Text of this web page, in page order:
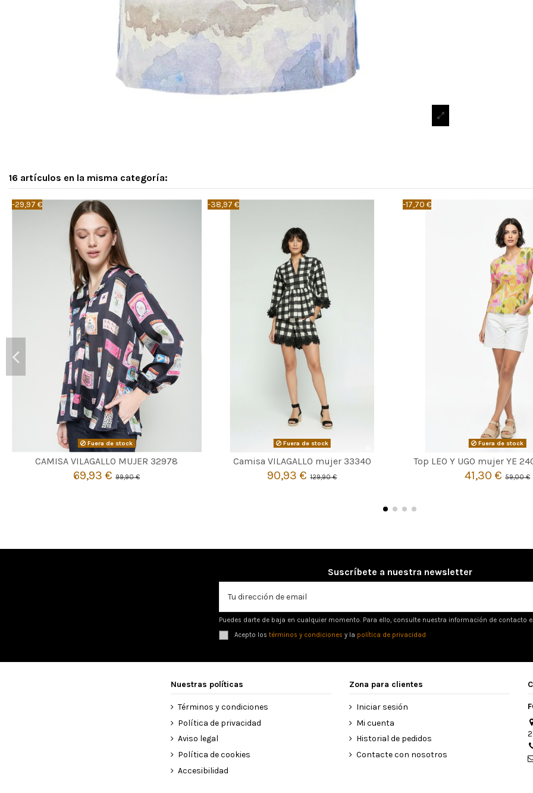
16 artículos en la misma categoría:
-29,97 €
Fuera de stock
CAMISA VILAGALLO MUJER 32978
69,93 €99,90 €
 Agotado
-38,97 €
Fuera de stock
Camisa VILAGALLO mujer 33340
90,93 €129,90 €
 Agotado
-17,70 €
Fuera de stock
Top LEO Y UGO mujer YE
41,30 €59,00 €
 Agotado
Suscríbete a nuestra newsletter
Puedes darte de baja en cualquier momento. Para ello, consulte nuestra información de contacto
Acepto los términos y condiciones y la política de privacidad
Nuestras políticas
Términos y condiciones
Política de privacidad
Aviso legal
Política de cookies
Accesibilidad
Zona para clientes
Iniciar sesión
Mi cuenta
Historial de pedidos
Contacte con nosotros